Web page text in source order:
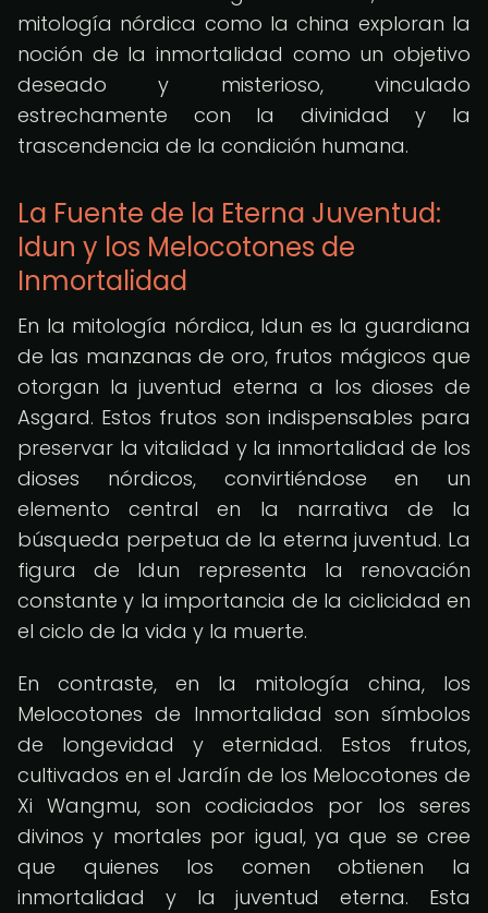
mitología nórdica como la china exploran la
noción de la inmortalidad como un objetivo
deseado y misterioso, vinculado
estrechamente con la divinidad y la
trascendencia de la condición humana.
La Fuente de la Eterna Juventud:
Idun y los Melocotones de
Inmortalidad
En la mitología nórdica, Idun es la guardiana
de las manzanas de oro, frutos mágicos que
otorgan la juventud eterna a los dioses de
Asgard. Estos frutos son indispensables para
preservar la vitalidad y la inmortalidad de los
dioses nórdicos, convirtiéndose en un
elemento central en la narrativa de la
búsqueda perpetua de la eterna juventud. La
figura de Idun representa la renovación
constante y la importancia de la ciclicidad en
el ciclo de la vida y la muerte.
En contraste, en la mitología china, los
Melocotones de Inmortalidad son símbolos
de longevidad y eternidad. Estos frutos,
cultivados en el Jardín de los Melocotones de
Xi Wangmu, son codiciados por los seres
divinos y mortales por igual, ya que se cree
que quienes los comen obtienen la
inmortalidad y la juventud eterna. Esta